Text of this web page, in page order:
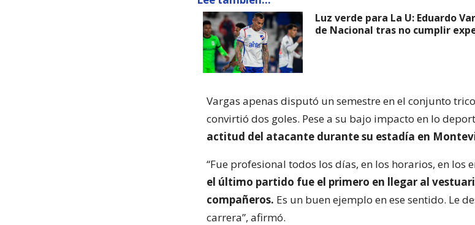
Luz verde para La U: Eduardo
de Nacional tras no cumplir
Vargas apenas disputó un semestre en el conjunto
convirtió dos goles. Pese a su bajo impacto en lo
actitud del atacante durante su estadía en
“Fue profesional todos los días, en los horarios, en los
el último partido fue el primero en llegar al
compañeros. Es un buen ejemplo en ese sentido. Le
carrera”, afirmó.